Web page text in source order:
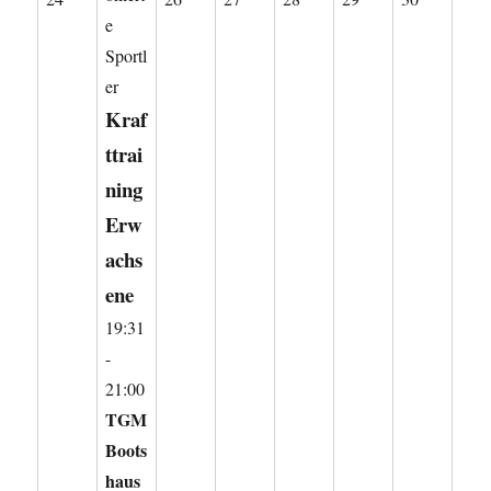
August
e
Sportl
er
Kraf
ttrai
ning
Erw
achs
ene
19:31
-
21:00
TGM
Boots
haus